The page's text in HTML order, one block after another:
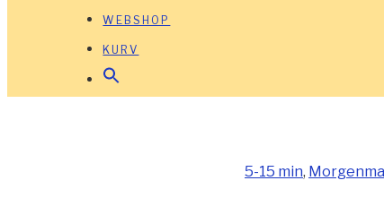
WEBSHOP
KURV
5-15 min,